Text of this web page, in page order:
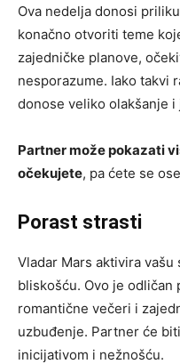
Ova nedelja donosi
konačno otvoriti teme
zajedničke planove,
nesporazume. Iako takvi
donose veliko olakšanje i
Partner može pokazati
očekujete, pa ćete se
Porast strasti
Vladar Mars aktivira
bliskošću. Ovo je odličan
romantične večeri i
uzbuđenje. Partner će
inicijativom i nežnošću.